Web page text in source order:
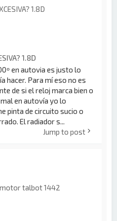
1.8D
1.8D
en autovia es justo lo
hacer. Para mí eso no es
de si el reloj marca bien o
en autovía yo lo
pinta de circuito sucio o
El radiador s...
Jump to post
talbot 1442